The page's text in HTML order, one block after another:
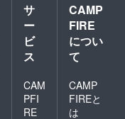
サ
ー
ビ
ス
CAM
PFI
RE
CAMP
FIRE
につい
て
CAMP
FIREと
は